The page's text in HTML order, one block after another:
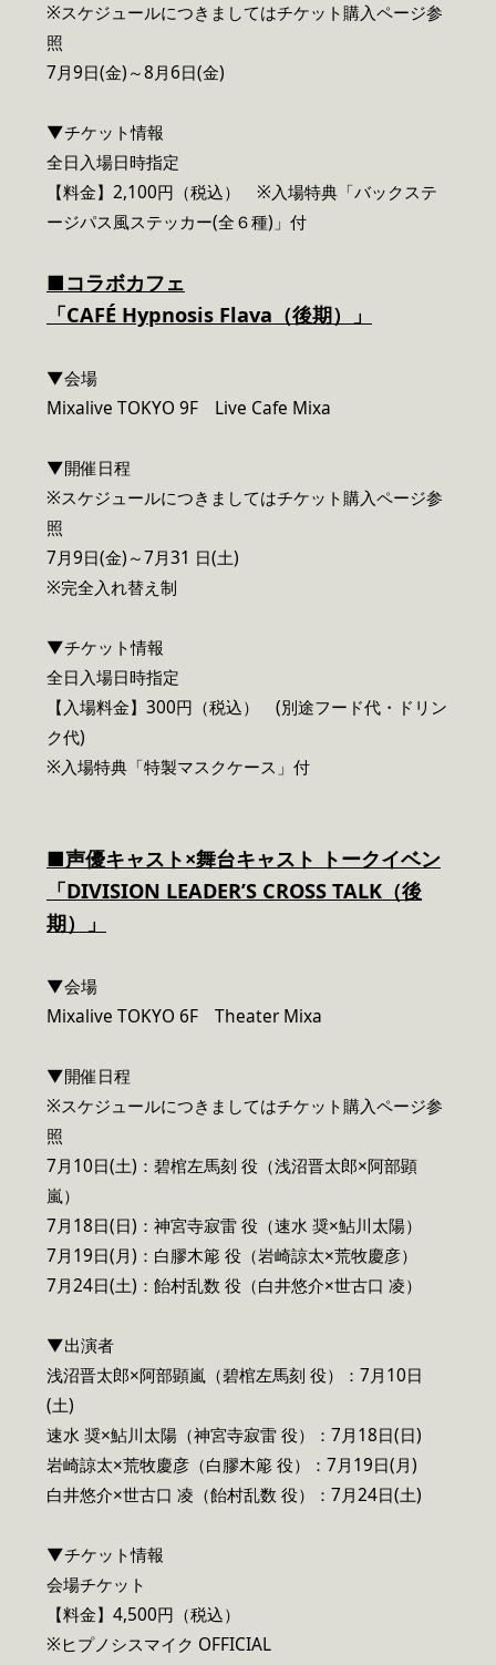
※スケジュールにつきましてはチケット購入ページ参
照
7月9日(金)～8月6日(金)
▼チケット情報
全日入場日時指定
【料金】2,100円（税込） ※入場特典「バックステ
ージパス風ステッカー(全６種)」付
■コラボカフェ
「CAFÉ Hypnosis Flava （後期）」
▼会場
Mixalive TOKYO 9F Live Cafe Mixa
▼開催日程
※スケジュールにつきましてはチケット購入ページ参
照
7月9日(金)～7月31 日(土)
※完全入れ替え制
▼チケット情報
全日入場日時指定
【入場料金】300円（税込） (別途フード代・ドリン
ク代)
※入場特典「特製マスクケース」付
■声優キャスト×舞台キャスト トークイベン
「DIVISION LEADER’S CROSS TALK（後
期）」
▼会場
Mixalive TOKYO 6F Theater Mixa
▼開催日程
※スケジュールにつきましてはチケット購入ページ参
照
7月10日(土)：碧棺左馬刻 役（浅沼晋太郎×阿部顕
嵐）
7月18日(日)：神宮寺寂雷 役（速水 奨×鮎川太陽）
7月19日(月)：白膠木簓 役（岩崎諒太×荒牧慶彦）
7月24日(土)：飴村乱数 役（白井悠介×世古口 凌）
▼出演者
浅沼晋太郎×阿部顕嵐（碧棺左馬刻 役）：7月10日
(土)
速水 奨×鮎川太陽（神宮寺寂雷 役）：7月18日(日)
岩崎諒太×荒牧慶彦（白膠木簓 役）：7月19日(月)
白井悠介×世古口 凌（飴村乱数 役）：7月24日(土)
▼チケット情報
会場チケット
【料金】4,500円（税込）
※ヒプノシスマイク OFFICIAL